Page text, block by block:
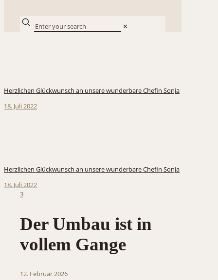
✕
Herzlichen Glückwunsch an unsere wunderbare Chefin Sonja
18. Juli 2022
Herzlichen Glückwunsch an unsere wunderbare Chefin Sonja
18. Juli 2022
3
Der Umbau ist in
vollem Gange
12. Februar 2026